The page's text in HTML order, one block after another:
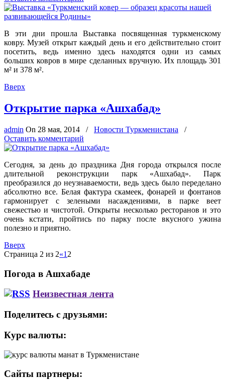
В эти дни прошла Выставка посвященная туркменскому
ковру. Музей открыт каждый день и его действительно стоит
посетить, ведь именно здесь находятся одни из самых
больших ковров в мире сделанных вручную. Их площадь 301
м² и 378 м².
Вверх
Открытие парка «Ашхабад»
admin On 28 мая, 2014 / Новости Туркменистана
/
Оставить комментарий
Сегодня, за день до праздника Дня города открылся после
длительной реконструкции парк «Ашхабад». Парк
преобразился до неузнаваемости, ведь здесь было переделано
абсолютно все. Белая фактура скамеек, фонарей и фонтанов
гармонирует с зелеными насаждениями, в парке веет
свежестью и чистотой. Открыты несколько ресторанов и это
очень кстати, пройтись по парку после вкусного ужина
полезно и приятно.
Вверх
Страница 2 из 2«1 2
Погода в Ашхабаде
Неизвестная лента
Поделитесь с друзьями:
Курс валюты:
Сайты партнеры: